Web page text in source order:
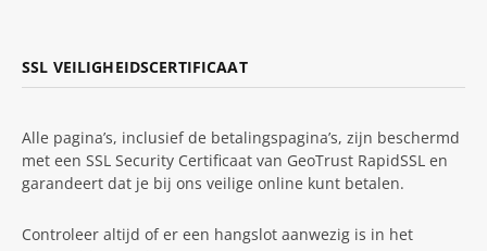
SSL VEILIGHEIDSCERTIFICAAT
Alle pagina’s, inclusief de betalingspagina’s, zijn beschermd
met een SSL Security Certificaat van GeoTrust RapidSSL en
garandeert dat je bij ons veilige online kunt betalen.
Controleer altijd of er een hangslot aanwezig is in het